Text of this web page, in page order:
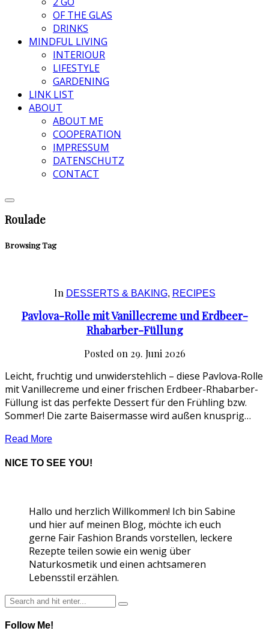
OF THE GLAS
DRINKS
MINDFUL LIVING
INTERIOUR
LIFESTYLE
GARDENING
LINK LIST
ABOUT
ABOUT ME
COOPERATION
IMPRESSUM
DATENSCHUTZ
CONTACT
Roulade
Browsing Tag
In DESSERTS & BAKING, RECIPES
Pavlova-Rolle mit Vanillecreme und Erdbeer-
Rhabarber-Füllung
Posted on 29. Juni 2026
Leicht, fruchtig und unwiderstehlich – diese Pavlova-Rolle
mit Vanillecreme und einer frischen Erdbeer-Rhabarber-
Füllung ist das perfekte Dessert für den Frühling bzw.
Sommer! Die zarte Baisermasse wird außen knusprig…
Read More
NICE TO SEE YOU!
Hallo und herzlich Willkommen! Ich bin Sabine
und hier auf meinen Blog, möchte ich euch
gerne Fair Fashion Brands vorstellen, leckere
Rezepte teilen sowie ein wenig über
Naturkosmetik und einen achtsameren
Lebensstil erzählen.
Follow Me!